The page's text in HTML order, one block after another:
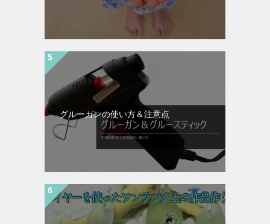
グルーガンの使い方＆注意点